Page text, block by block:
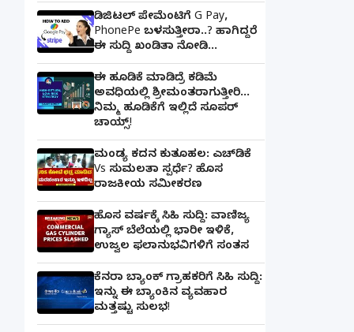
ಡಿಜಿಟಲ್ ಪೇಮೆಂಟಿಗೆ G Pay,
PhonePe ಬಳಸುತ್ತೀರಾ..? ಹಾಗಿದ್ದರೆ
ಈ ಸುದ್ದಿ ಖಂಡಿತಾ ನೋಡಿ...
ಈ ಹೂಡಿಕೆ ಮಾಡಿದ್ರೆ ಕಡಿಮೆ
ಅವಧಿಯಲ್ಲಿ ಶ್ರೀಮಂತರಾಗುತ್ತೀರಿ...
ನಿಮ್ಮ ಹೂಡಿಕೆಗೆ ಇಲ್ಲಿದೆ ಸೂಪರ್
ಚಾಯ್ಸ್‌!
ಮಂಡ್ಯ ಕದನ ಕುತೂಹಲ: ಎಚ್‌ಡಿಕೆ
Vs ಸುಮಲತಾ ಸ್ಪರ್ಧೆ? ಹೊಸ
ರಾಜಕೀಯ ಸಮೀಕರಣ
ಹೊಸ ವರ್ಷಕ್ಕೆ ಸಿಹಿ ಸುದ್ದಿ: ವಾಣಿಜ್ಯ
ಗ್ಯಾಸ್‌ ಬೆಲೆಯಲ್ಲಿ ಭಾರೀ ಇಳಿಕೆ,
ಉಜ್ವಲ ಫಲಾನುಭವಿಗಳಿಗೆ ಸಂತಸ
ಕೆನರಾ ಬ್ಯಾಂಕ್‌ ಗ್ರಾಹಕರಿಗೆ ಸಿಹಿ ಸುದ್ದಿ:
ಇನ್ನು ಈ ಬ್ಯಾಂಕಿನ ವ್ಯವಹಾರ
ಮತ್ತಷ್ಟು ಸುಲಭ!